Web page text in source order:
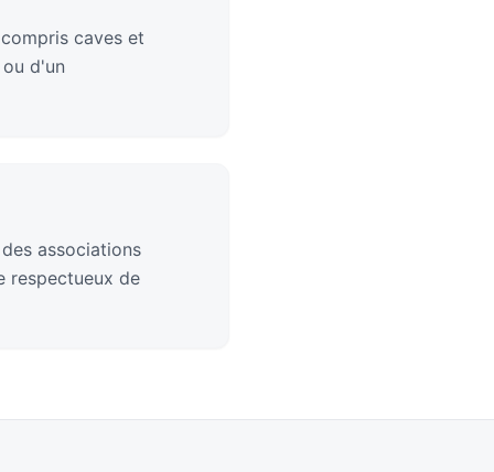
caves et
d'un
associations
respectueux de